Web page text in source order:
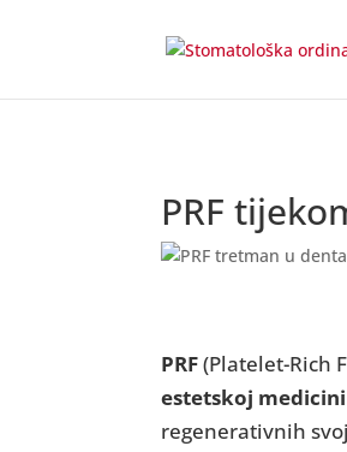
PRF
PRF(Platelet-Rich
estetskoj medicini
regenerativnih